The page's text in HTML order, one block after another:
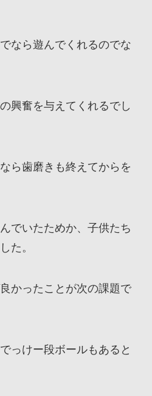
なら遊んでくれるのでな
興奮を与えてくれるでし
ら歯磨きも終えてからを
でいたためか、子供たち
た。
かったことが次の課題で
っけー段ボールもあると